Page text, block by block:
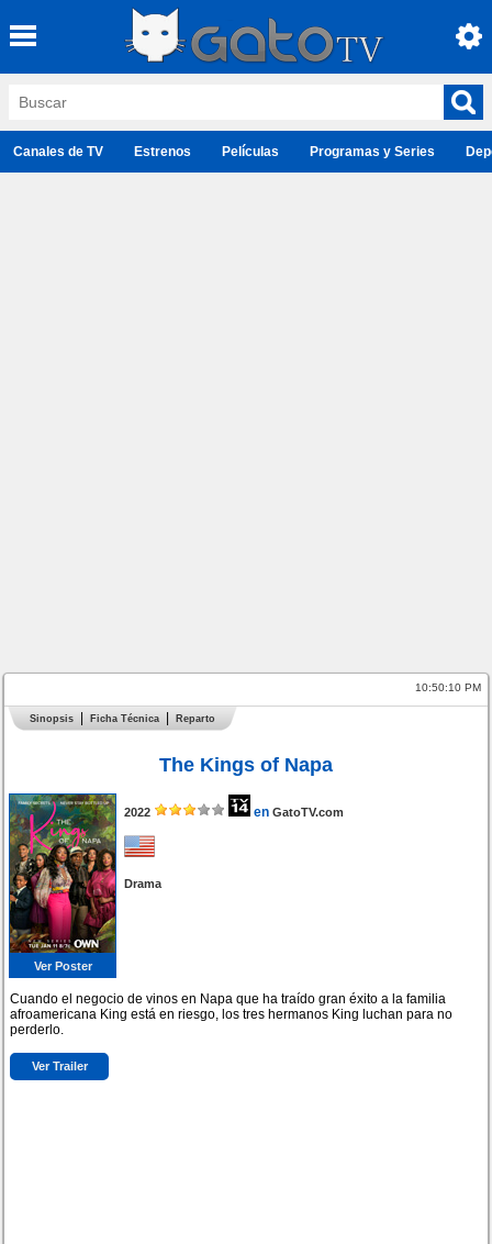
Canales de TV Estrenos Películas Programas y Series
10:50:10 PM
Sinopsis Ficha Técnica Reparto
The Kings of Napa
Ver Poster
2022 en GatoTV.com
Drama
Cuando el negocio de vinos en Napa que ha traído gran éxito a la familia
afroamericana King está en riesgo, los tres hermanos King luchan para no
perderlo.
Ver Trailer